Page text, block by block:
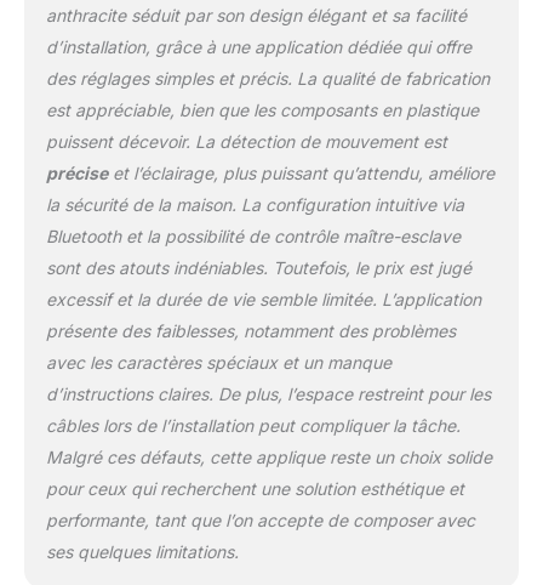
lumière continue. Le
capteur haute fréquence
intégré de manière
invisible détecte de
manière fiable tout
mouvement jusqu'à 5 m
dans un angle de 160°.
de l'heure et de la
crépuscularité peuvent
être facilement réglés via
l'application. Contenu de
d'extérieur LED, matériel
de montage (3x vis, 3x
chevilles 6mm, 3x
entretoises), arc de
numéro de maison,
mode d'emploi |
Dimensions (L x l x H) :
14,6 x 23 x 26,1 cm |
anthracite séduit par son design élégant et sa facilité
d’installation, grâce à une application dédiée qui offre
des réglages simples et précis. La qualité de fabrication
est appréciable, bien que les composants en plastique
puissent décevoir. La détection de mouvement est
préciseet l’éclairage, plus puissant qu’attendu, améliore
la sécurité de la maison. La configuration intuitive via
Bluetooth et la possibilité de contrôle maître-esclave
sont des atouts indéniables. Toutefois, le prix est jugé
excessif et la durée de vie semble limitée. L’application
présente des faiblesses, notamment des problèmes
avec les caractères spéciaux et un manque
d’instructions claires. De plus, l’espace restreint pour les
câbles lors de l’installation peut compliquer la tâche.
Malgré ces défauts, cette applique reste un choix solide
pour ceux qui recherchent une solution esthétique et
performante, tant que l’on accepte de composer avec
ses quelques limitations.